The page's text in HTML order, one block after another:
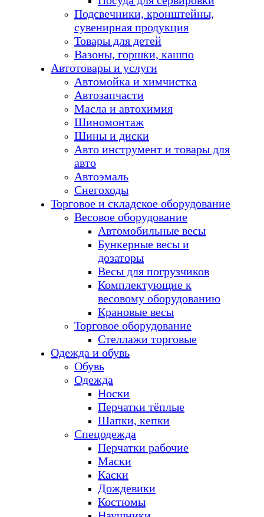
Подсвечники, кронштейны,
сувенирная продукция
Товары для детей
Вазоны, горшки, кашпо
Автотовары и услуги
Автомойка и химчистка
Автозапчасти
Масла и автохимия
Шиномонтаж
Шины и диски
Авто инструмент и товары для
авто
Автоэмаль
Снегоходы
Торговое и складское оборудование
Весовое оборудование
Автомобильные весы
Бункерные весы и
дозаторы
Весы для погрузчиков
Комплектующие к
весовому оборудованию
Крановые весы
Торговое оборудование
Стеллажи торговые
Одежда и обувь
Обувь
Одежда
Носки
Перчатки тёплые
Шапки, кепки
Спецодежда
Перчатки рабочие
Маски
Каски
Дождевики
Костюмы